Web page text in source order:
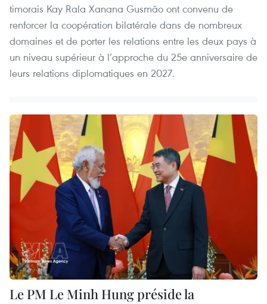
timorais Kay Rala Xanana Gusmão ont convenu de
renforcer la coopération bilatérale dans de nombreux
domaines et de porter les relations entre les deux pays à
un niveau supérieur à l’approche du 25e anniversaire de
leurs relations diplomatiques en 2027.
Le PM Le Minh Hung préside la